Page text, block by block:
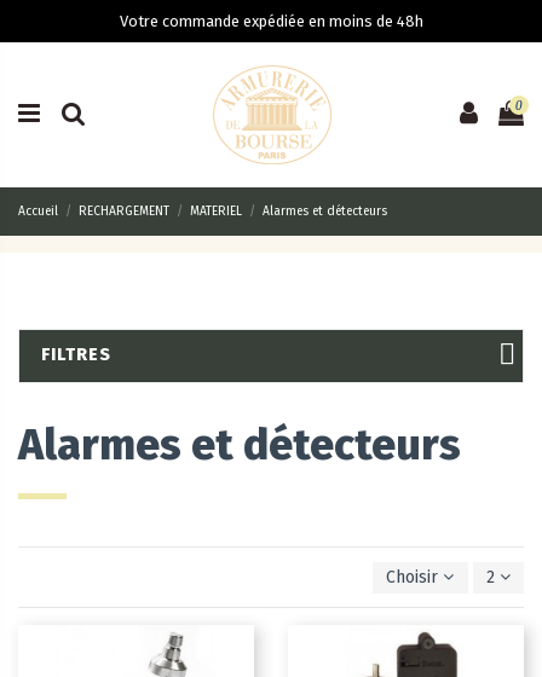
Votre commande expédiée en moins de 48h
0
Accueil RECHARGEMENT MATERIEL Alarmes et détecteurs
Alarmes et détecteurs
Choisir 2
FILTRES